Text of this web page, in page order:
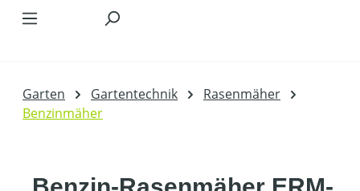
Garten Gartentechnik
Rasenmäher
Benzinmäher